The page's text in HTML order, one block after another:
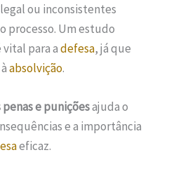
ou inconsistentes
processo. Um estudo
vital para adefesa, já que
àabsolvição.
e puniçõesajuda o
e a importância
eficaz.